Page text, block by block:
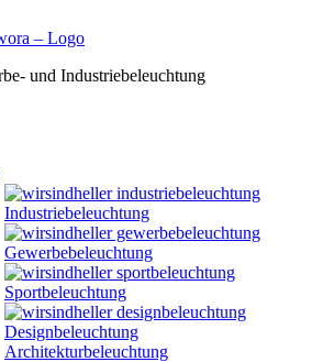
Industriebeleuchtung
Gewerbebeleuchtung
Sportbeleuchtung
Designbeleuchtung
Architekturbeleuchtung